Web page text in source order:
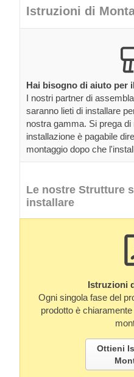
Istruzioni di
Hai bisogno di aiuto per
I nostri partner di
saranno lieti di installare
nostra gamma. Si prega
installazione è pagabile
montaggio dopo che
Le nostre Strutture
installare
Istruzioni
Ogni singola fase del
prodotto è
Ottieni